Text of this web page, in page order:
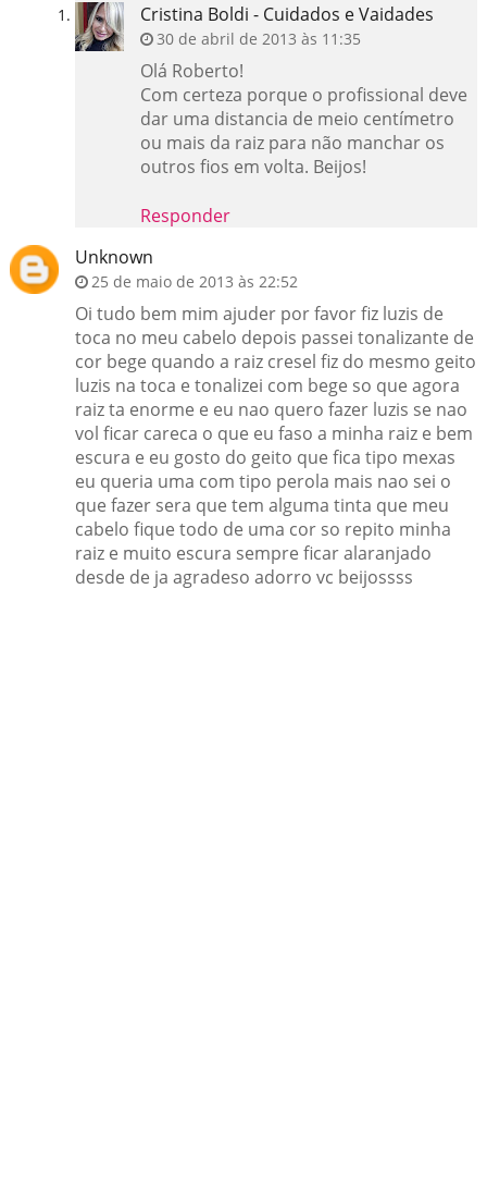
Cristina Boldi - Cuidados e Vaidades
30 de abril de 2013 às 11:35
Olá Roberto!
Com certeza porque o profissional deve
dar uma distancia de meio centímetro
ou mais da raiz para não manchar os
outros fios em volta. Beijos!
Responder
Unknown
25 de maio de 2013 às 22:52
Oi tudo bem mim ajuder por favor fiz luzis de
toca no meu cabelo depois passei tonalizante de
cor bege quando a raiz cresel fiz do mesmo geito
luzis na toca e tonalizei com bege so que agora
raiz ta enorme e eu nao quero fazer luzis se nao
vol ficar careca o que eu faso a minha raiz e bem
escura e eu gosto do geito que fica tipo mexas
eu queria uma com tipo perola mais nao sei o
que fazer sera que tem alguma tinta que meu
cabelo fique todo de uma cor so repito minha
raiz e muito escura sempre ficar alaranjado
desde de ja agradeso adorro vc beijossss